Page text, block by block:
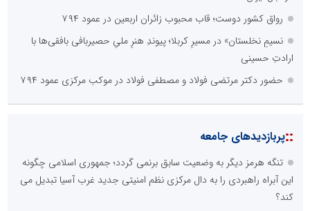
رواق کشور دوست؛ قاب محبوب زائران اربعین در عمود ۷۹۴
نسیمِ نخلستان» در مسیرِ کربلا؛ پیوندِ هنرِ ملیِ حصیربافی بافقی‌ها با
ارادتِ حسینی
حضور دکتر مرتضی فولاد و مصطفی فولاد در موکب مرکزی عمود ۷۹۴
::پربازدیدهای جامعه
تنگه هرمز دیگر به وضعیت سابق برنمی گردد؛ جمهوری اسلامی چگونه
این آبراه راهبردی را به دال مرکزی نظم امنیتی جدید غرب آسیا تبدیل می
کند؟